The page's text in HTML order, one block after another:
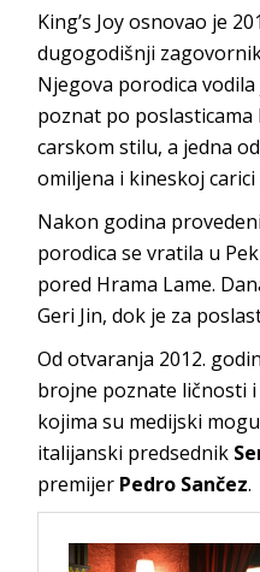
King’s Joy osnovao je
dugogodišnji
Njegova porodica
poznat po poslasticama
carskom stilu, a jedna
omiljena i kineskoj carici
Nakon godina
porodica se vratila u
pored Hrama Lame.
Geri Jin, dok je za
Od otvaranja 2012.
brojne poznate ličnosti
kojima su medijski
italijanski predsednik
premijer Pedro Sančez.